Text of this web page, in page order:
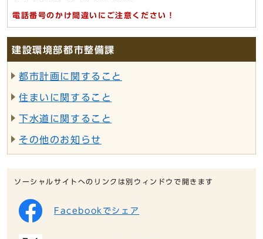
電話番号のかけ間違いにご注意ください！
建設環境部都市整備課
都市計画に関すること
住まいに関すること
下水道に関すること
その他のお知らせ
ソーシャルサイトへのリンクは別ウィンドウで開きます
Facebookでシェア